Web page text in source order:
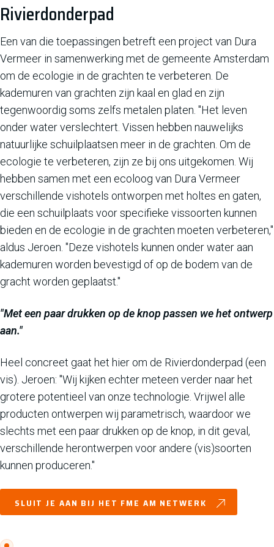
Rivierdonderpad
Een van die toepassingen betreft een project van Dura
Vermeer in samenwerking met de gemeente Amsterdam
om de ecologie in de grachten te verbeteren. De
kademuren van grachten zijn kaal en glad en zijn
tegenwoordig soms zelfs metalen platen. "Het leven
onder water verslechtert. Vissen hebben nauwelijks
natuurlijke schuilplaatsen meer in de grachten. Om de
ecologie te verbeteren, zijn ze bij ons uitgekomen. Wij
hebben samen met een ecoloog van Dura Vermeer
verschillende vishotels ontworpen met holtes en gaten,
die een schuilplaats voor specifieke vissoorten kunnen
bieden en de ecologie in de grachten moeten verbeteren,"
aldus Jeroen. "Deze vishotels kunnen onder water aan
kademuren worden bevestigd of op de bodem van de
gracht worden geplaatst."
"Met een paar drukken op de knop passen we het ontwerp
aan."
Heel concreet gaat het hier om de Rivierdonderpad (een
vis). Jeroen: "Wij kijken echter meteen verder naar het
grotere potentieel van onze technologie. Vrijwel alle
producten ontwerpen wij parametrisch, waardoor we
slechts met een paar drukken op de knop, in dit geval,
verschillende herontwerpen voor andere (vis)soorten
kunnen produceren."
SLUIT JE AAN BIJ HET FME AM NETWERK